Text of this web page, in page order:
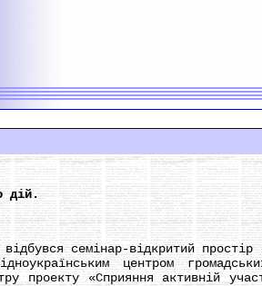
дій.
семінар-відкритий простір
центром
проекту «Сприяння активній